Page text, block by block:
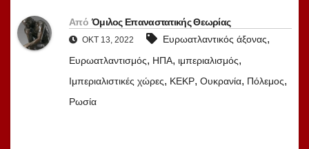
Από Όμιλος Επαναστατικής Θεωρίας
ΟΚΤ 13, 2022 Ευρωατλαντικός άξονας,
Ευρωατλαντισμός, ΗΠΑ, ιμπεριαλισμός,
Ιμπεριαλιστικές χώρες, ΚΕΚΡ, Ουκρανία, Πόλεμος,
Ρωσία